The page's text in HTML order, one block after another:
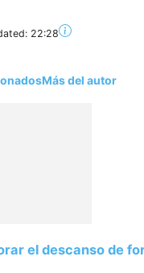
22:28
Más del autor
el descanso de